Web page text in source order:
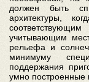
должен быть
архитектуры,
учитывающим
рельефа и
минимуму
поддержания
умно построенные